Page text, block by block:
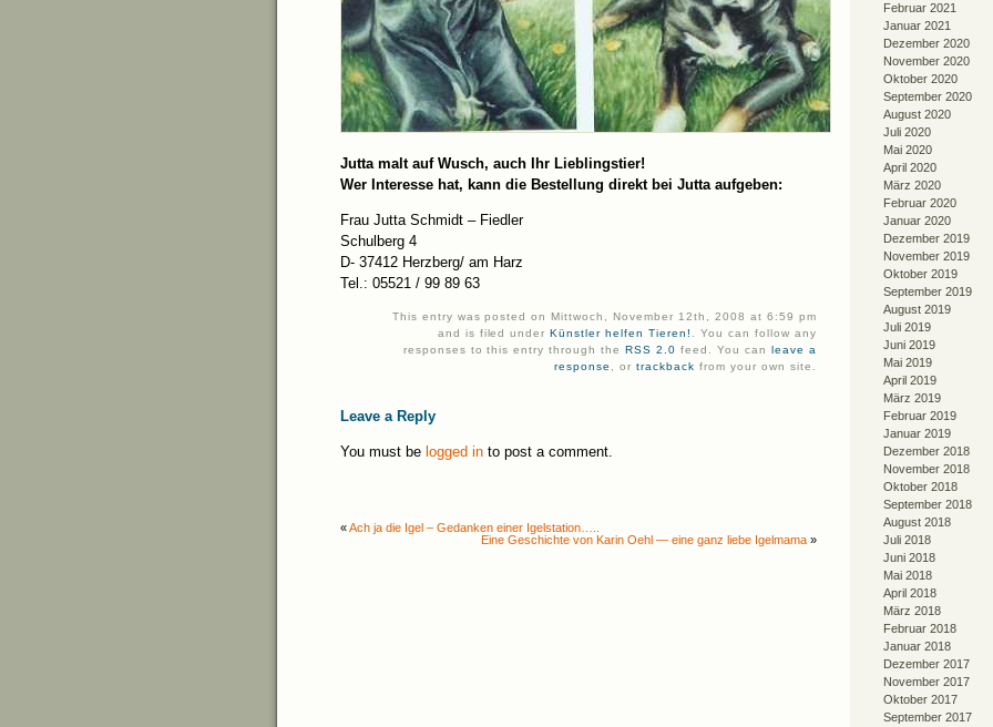
Jutta malt auf Wusch, auch Ihr Lieblingstier!
Wer Interesse hat, kann die Bestellung direkt bei Jutta aufgeben:
Frau Jutta Schmidt – Fiedler
Schulberg 4
D- 37412 Herzberg/ am Harz
Tel.: 05521 / 99 89 63
This entry was posted on Mittwoch, November 12th, 2008 at 6:59 pm
and is filed underKünstler helfen Tieren!
. You can follow any
responses to this entry through theRSS 2.0 feed. You canleave a
response
, ortrackback from your own site.
Leave a Reply
You must be logged in to post a comment.
«Ach ja die Igel – Gedanken einer Igelstation…..
Eine Geschichte von Karin Oehl — eine ganz liebe Igelmama »
Februar 2021
Januar 2021
Dezember 2020
November 2020
Oktober 2020
September 2020
August 2020
Juli 2020
Mai 2020
April 2020
März 2020
Februar 2020
Januar 2020
Dezember 2019
November 2019
Oktober 2019
September 2019
August 2019
Juli 2019
Juni 2019
Mai 2019
April 2019
März 2019
Februar 2019
Januar 2019
Dezember 2018
November 2018
Oktober 2018
September 2018
August 2018
Juli 2018
Juni 2018
Mai 2018
April 2018
März 2018
Februar 2018
Januar 2018
Dezember 2017
November 2017
Oktober 2017
September 2017